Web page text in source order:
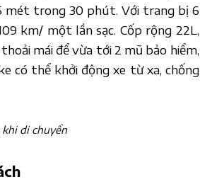
mét trong 30 phút. Với trang bị 6
km/ một lần sạc. Cốp rộng 22L,
mái để vừa tới 2 mũ bảo hiểm,
có thể khởi động xe từ xa, chống
di chuyển